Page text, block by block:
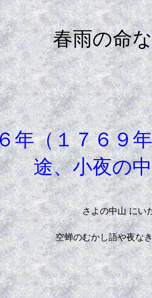
春雨の命
（１７６９年
途、小夜の
さよの中山 にい
空蝉のむかし語や夜な